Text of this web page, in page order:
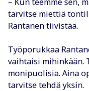
tarvitse miettiä
Rantanen tiivistää.
Työporukkaa
vaihtaisi mihinkään.
monipuolisia. Aina
tarvitse tehdä yksin.